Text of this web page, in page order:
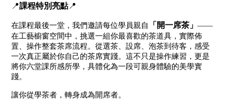
📍課程特別亮點📍
在課程最後一堂，我們邀請每位學員親自 「開一席茶」 ——
在工藝櫥窗空間中，挑選一組你最喜歡的茶道具，實際佈
置、操作整套茶席流程。從選茶、設席、泡茶到待客，感受
一次真正屬於你自己的茶席實踐。這不只是操作練習，更是
將你六堂課所感所學，具體化為一段可親身體驗的美學實
踐。
讓你從學茶者，轉身成為開席者。